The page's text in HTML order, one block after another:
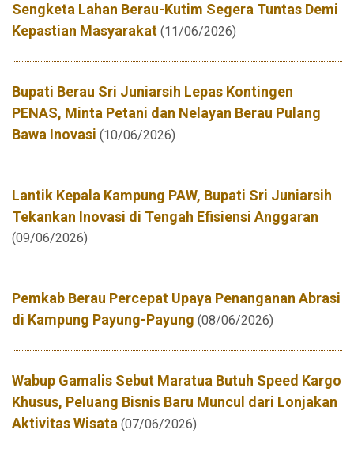
Sengketa Lahan Berau-Kutim Segera Tuntas Demi
Kepastian Masyarakat (11/06/2026)
Bupati Berau Sri Juniarsih Lepas Kontingen
PENAS, Minta Petani dan Nelayan Berau Pulang
Bawa Inovasi (10/06/2026)
Lantik Kepala Kampung PAW, Bupati Sri Juniarsih
Tekankan Inovasi di Tengah Efisiensi Anggaran
(09/06/2026)
Pemkab Berau Percepat Upaya Penanganan Abrasi
di Kampung Payung-Payung (08/06/2026)
Wabup Gamalis Sebut Maratua Butuh Speed Kargo
Khusus, Peluang Bisnis Baru Muncul dari Lonjakan
Aktivitas Wisata (07/06/2026)